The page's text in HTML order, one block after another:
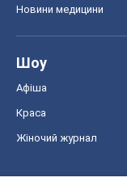
Новини медицини
Шоу
Афіша
Краса
Жіночий журнал